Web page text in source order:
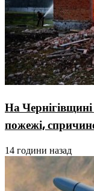
На
пожежі,
14 години назад